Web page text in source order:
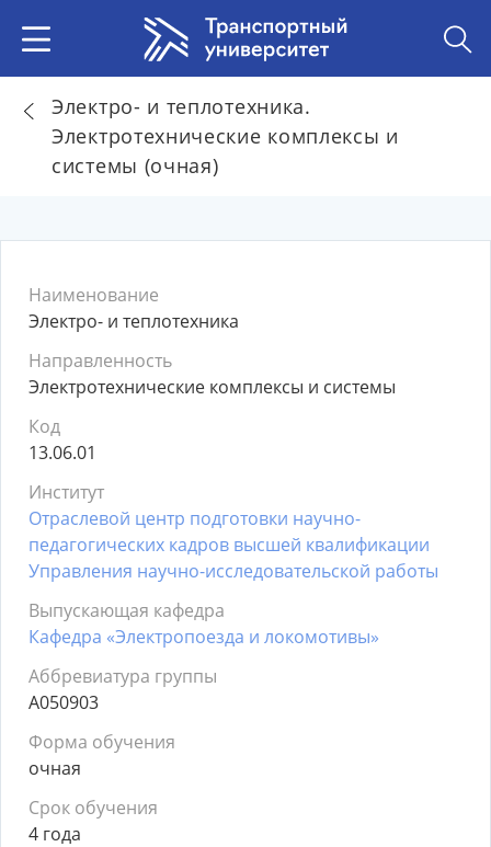
Электро- и теплотехника.
Электротехнические комплексы и
системы (очная)
Наименование
Электро- и теплотехника
Направленность
Электротехнические комплексы и системы
Код
13.06.01
Институт
Отраслевой центр подготовки научно-
педагогических кадров высшей квалификации
Управления научно-исследовательской работы
Выпускающая кафедра
Кафедра «Электропоезда и локомотивы»
Аббревиатура группы
А050903
Форма обучения
очная
Срок обучения
4 года